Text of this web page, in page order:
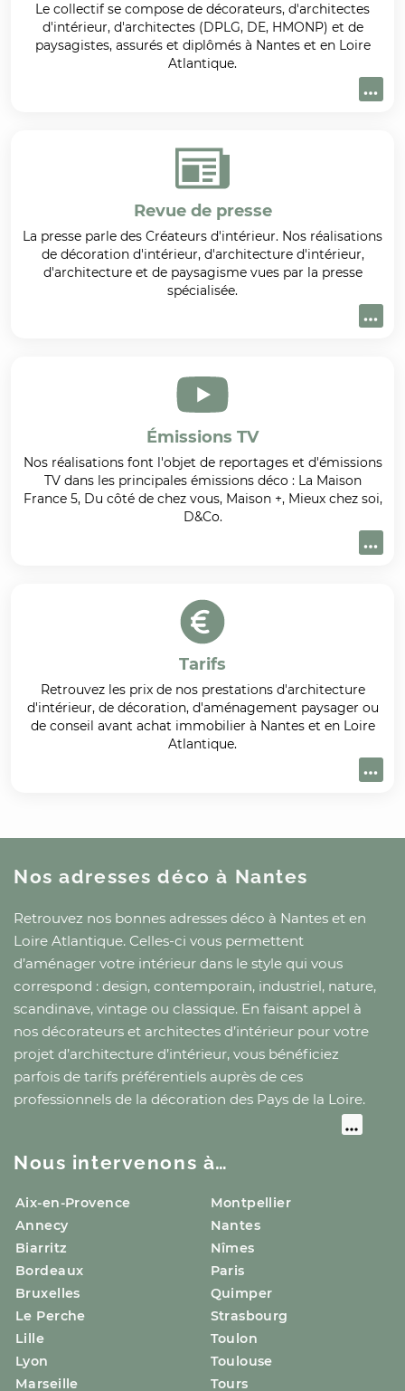
Le collectif se compose de décorateurs, d'architectes
d'intérieur, d'architectes (DPLG, DE, HMONP) et de
paysagistes, assurés et diplômés à Nantes et en Loire
Atlantique.
Revue de presse
La presse parle des Créateurs d'intérieur. Nos réalisations
de décoration d'intérieur, d'architecture d'intérieur,
d'architecture et de paysagisme vues par la presse
spécialisée.
Émissions TV
Nos réalisations font l'objet de reportages et d'émissions
TV dans les principales émissions déco : La Maison
France 5, Du côté de chez vous, Maison +, Mieux chez soi,
D&Co.
Tarifs
Retrouvez les prix de nos prestations d'architecture
d'intérieur, de décoration, d'aménagement paysager ou
de conseil avant achat immobilier à Nantes et en Loire
Atlantique.
Nos adresses décoà Nantes
Retrouvez nos bonnes adresses déco à Nantes et en
Loire Atlantique. Celles-ci vous permettent
d’aménager votre intérieur dans le style qui vous
correspond : design, contemporain, industriel, nature,
scandinave, vintage ou classique. En faisant appel à
nos décorateurs et architectes d’intérieur pour votre
projet d’architecture d’intérieur, vous bénéficiez
parfois de tarifs préférentiels auprès de ces
professionnels de la décoration des Pays de la Loire.
Nous intervenons à…
Aix-en-Provence
Annecy
Biarritz
Bordeaux
Bruxelles
Le Perche
Lille
Lyon
Marseille
Montpellier
Nantes
Nîmes
Paris
Quimper
Strasbourg
Toulon
Toulouse
Tours